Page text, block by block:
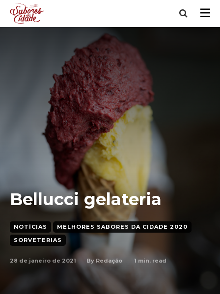
Bellucci gelateria
NOTÍCIAS
MELHORES SABORES DA CIDADE 2020
SORVETERIAS
28 de janeiro de 2021 By Redação 1 min. read